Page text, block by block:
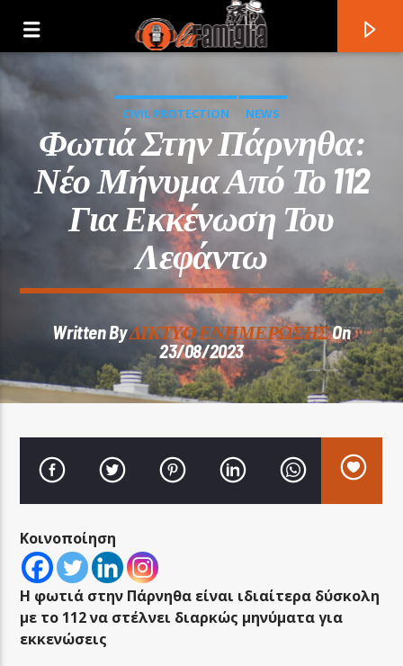
Current Track
Artist
LA FAMIGLIA RADIO
LA FAMIGLIA ΝΗΣΙΩΤΙΚΑ
CIVIL PROTECTION NEWS
Φωτιά Στην Πάρνηθα:
Νέο Μήνυμα Από Το 112
Για Εκκένωση Του
Λεφάντω
Written ByΔΙΚΤΥΟ ΕΝΗΜΕΡΩΣΗΣOn
23/08/2023
Κοινοποίηση
Η φωτιά στην Πάρνηθα είναι ιδιαίτερα δύσκολη
με το 112 να στέλνει διαρκώς μηνύματα για
εκκενώσεις